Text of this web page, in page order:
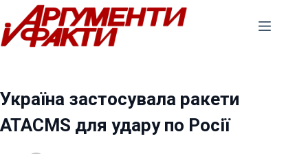
Перейти
до
вмісту
Україна застосувала ракети
ATACMS для удару по Росії